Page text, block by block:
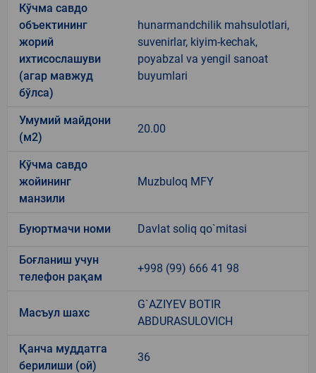
Кўчма савдо
объектининг
жорий
ихтисослашуви
(агар мавжуд
бўлса)
hunarmandchilik mahsulotlari,
suvenirlar, kiyim-kechak,
poyabzal va yengil sanoat
buyumlari
Умумий майдони
(м2)
20.00
Кўчма савдо
жойининг
манзили
Muzbuloq MFY
Буюртмачи номи Davlat soliq qo`mitasi
Боғланиш учун
телефон рақам
+998 (99) 666 41 98
Масъул шахс
G`AZIYEV BOTIR
ABDURASULOVICH
Қанча муддатга
берилиши (ой)
36